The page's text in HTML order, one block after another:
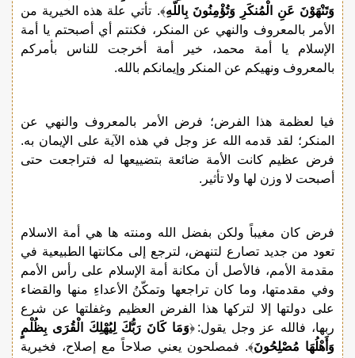
وَتَنْهَوْنَ عَنِ الْمُنكَرِ وَتُؤْمِنُونَ بِاللّهِ﴾. تأتي علة هذه الخيرية من
الأمر بالمعروف والنهي عن المنكر، فكنتم أي أصبحتم يا أمة
الإسلام يا أمة محمد، خير أمة أخرجت للناس بأمركم
بالمعروف ونهيكم عن المنكر وإيمانكم بالله.
فيا لعظمة هذا الفرض؛ فرض الأمر بالمعروف والنهي عن
المنكر؛ لقد قدمه الله عز وجل في هذه الآية على الإيمان به.
فرض عظيم كانت الأمة ضائعة بتضييعها له فتراجعت حتى
أصبحت لا وزن لها ولا تأثير.
فرض كان مغيباً ولكن بفضل الله ومنته ها هي أمة الاسلام
تعود من جديد تصارع لتنهض، لترجع إلى مكانتها الطبيعية في
مقدمة الأمم، فالأصل أن مكانة أمة الإسلام على رأس الأمم
وفي مقدمتها، وما كان تراجعها وتمكّنُ الأعداءِ منها والقضاء
على دولتها إلا لتركها هذا الفرض العظيم وغفلتها عن شرع
ربها، فالله عز وجل يقول: ﴿وَمَا كَانَ رَبُّكَ لِيُهْلِكَ الْقُرَى بِظُلْمٍ
وَأَهْلُهَا مُصْلِحُونَ﴾. فمصلحون يعني صلاحاً مع إصلاح، فخيرية